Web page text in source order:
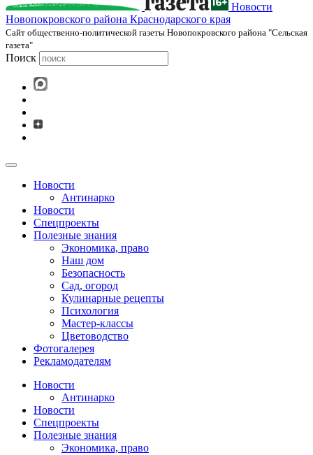
Новости
Новопокровского района Краснодарского края
Cайт общественно-политической газеты Новопокровского района "Сельская
газета"
Поиск
Новости
Антинарко
Новости
Спецпроекты
Полезные знания
Экономика, право
Наш дом
Безопасность
Сад, огород
Кулинарные рецепты
Психология
Мастер-классы
Цветоводство
Фотогалерея
Рекламодателям
Новости
Антинарко
Новости
Спецпроекты
Полезные знания
Экономика, право